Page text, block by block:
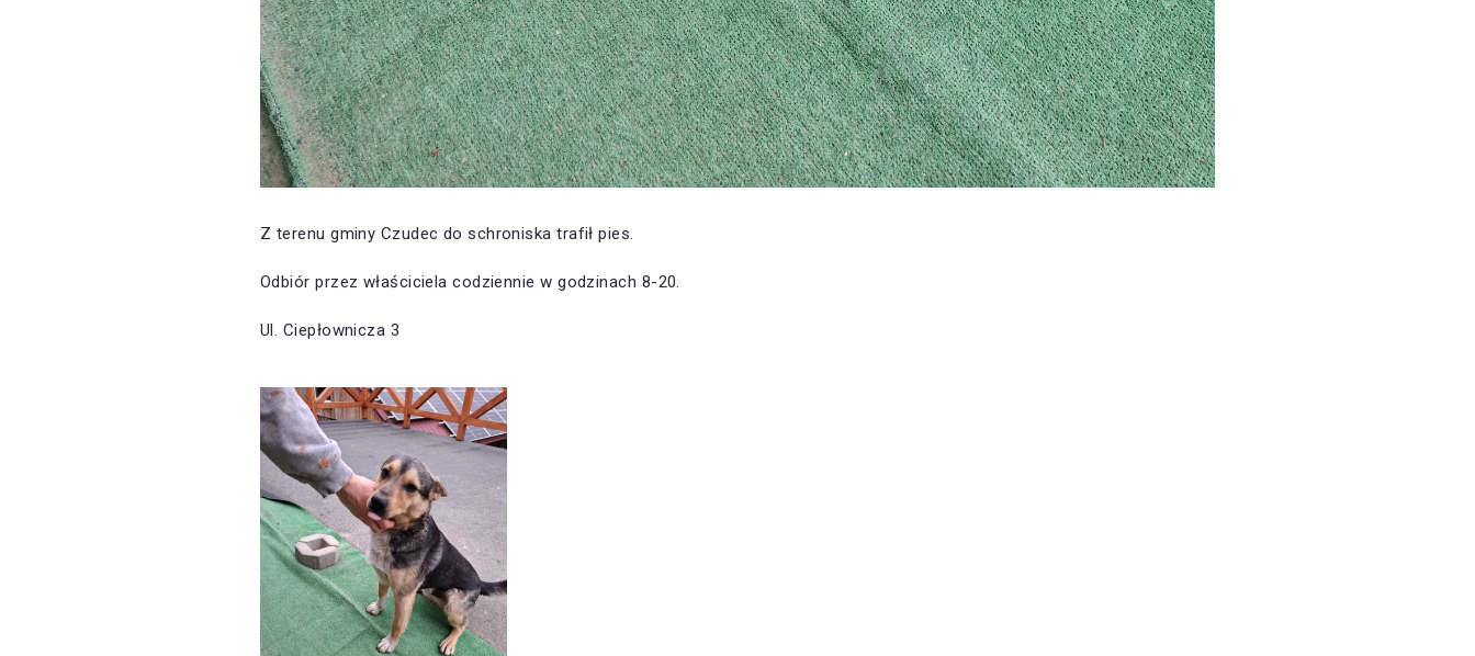
Z terenu gminy Czudec do schroniska trafił pies.
Odbiór przez właściciela codziennie w godzinach 8-20.
Ul. Ciepłownicza 3